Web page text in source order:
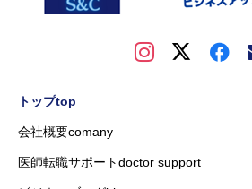
トップtop
会社概要comany
医師転職サポートdoctor support